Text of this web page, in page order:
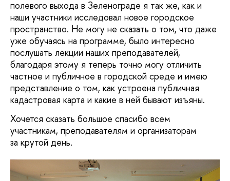
полевого выхода в Зеленограде я так же, как и
наши участники исследовал новое городское
пространство. Не могу не сказать о том, что даже
уже обучаясь на программе, было интересно
послушать лекции наших преподавателей,
благодаря этому я теперь точно могу отличить
частное и публичное в городской среде и имею
представление о том, как устроена публичная
кадастровая карта и какие в ней бывают изъяны.
Хочется сказать большое спасибо всем
участникам, преподавателям и организаторам
за крутой день.